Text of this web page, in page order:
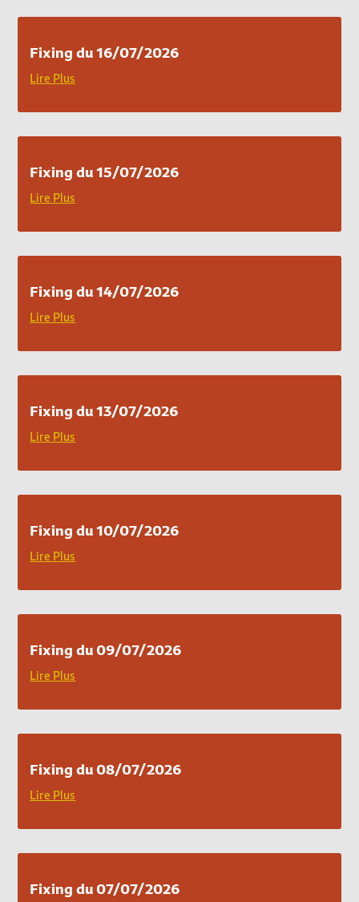
Fixing du 16/07/2026
Lire Plus
Fixing du 15/07/2026
Lire Plus
Fixing du 14/07/2026
Lire Plus
Fixing du 13/07/2026
Lire Plus
Fixing du 10/07/2026
Lire Plus
Fixing du 09/07/2026
Lire Plus
Fixing du 08/07/2026
Lire Plus
Fixing du 07/07/2026